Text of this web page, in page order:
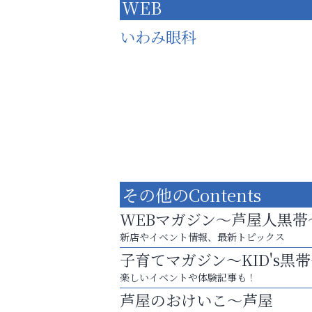
WEB
いわみ眼科
スマホは何時間までなら大丈夫？ ～スマホ
に知っておきたい子どもの近視対策～
おそうじ本舗芦屋東
その他のContents
WEBマガジン～芦屋人黒帯
新店やイベント情報、最新トピックス
子育てマガジン～KID's黒
楽しいイベントや体験記事も！
芦屋のおけいこ～芦屋